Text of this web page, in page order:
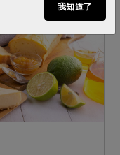
我知道了